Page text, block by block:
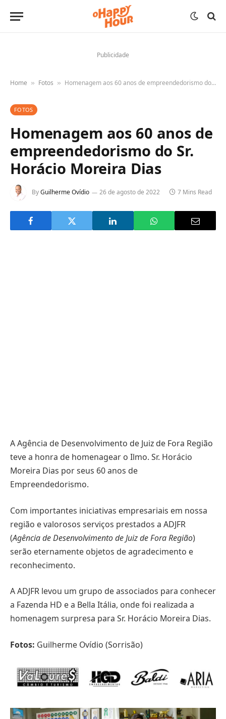
Publicidade
Home » Fotos » Homenagem aos 60 anos de empreendedorismo do Sr. Horácio Moreira Dias
FOTOS
Homenagem aos 60 anos de
empreendedorismo do Sr.
Horácio Moreira Dias
ByGuilherme Ovídio 26 de agosto de 2022 7 Mins Read
A Agência de Desenvolvimento de Juiz de Fora Região
teve a honra de homenagear o Ilmo. Sr. Horácio
Moreira Dias por seus 60 anos de
Empreendedorismo.
Com importantes iniciativas empresariais em nossa
região e valorosos serviços prestados a ADJFR
(Agência de Desenvolvimento de Juiz de Fora Região)
serão eternamente objetos de agradecimento e
reconhecimento.
A ADJFR levou um grupo de associados para conhecer
a Fazenda HD e a Bella Itália, onde foi realizada a
homenagem surpresa para Sr. Horácio Moreira Dias.
Fotos: Guilherme Ovídio (Sorrisão)